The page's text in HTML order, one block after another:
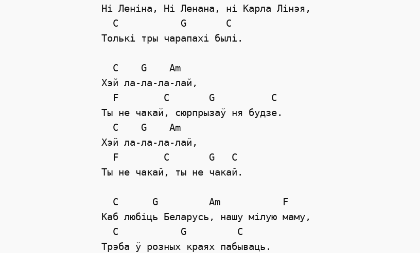
Нi Ленiна, Нi Ленана, нi Карла Лiнэя,
  C           G       C
Толькi тры чарапахi былi.
  C    G    Am
Хэй ла-ла-ла-лай,
  F        C       G          C
Ты не чакай, сюрпрызаў ня будзе.
  C    G    Am
Хэй ла-ла-ла-лай,
  F        C       G   C
Ты не чакай, ты не чакай.
  C      G         Am           F
Каб любiць Беларусь, нашу мiлую маму,
  C           G         C
Трэба ў розных краях пабываць.